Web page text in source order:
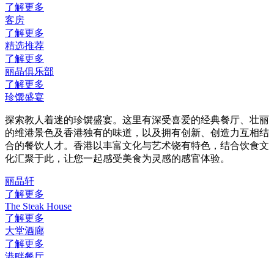
了解更多
客房
了解更多
精选推荐
了解更多
丽晶俱乐部
了解更多
珍馔盛宴
探索教人着迷的珍馔盛宴。这里有深受喜爱的经典餐厅、壮丽
的维港景色及香港独有的味道，以及拥有创新、创造力互相结
合的餐饮人才。香港以丰富文化与艺术饶有特色，结合饮食文
化汇聚于此，让您一起感受美食为灵感的感官体验。
丽晶轩
了解更多
The Steak House
了解更多
大堂酒廊
了解更多